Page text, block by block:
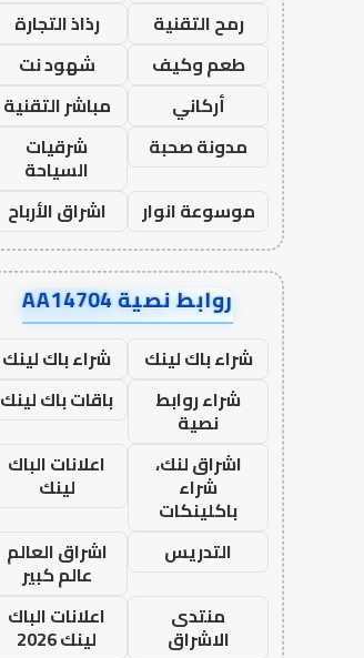
رمح التقنية
رذاذ التجارة
طعم وكيف
شهود نت
أركاني
مباشر التقنية
مدونة صحبة
شرقيات
السياحة
موسوعة انوار
اشراق الأرباح
روابط نصية AA14704
شراء باك لينك
شراء باك لينك
شراء روابط
نصية
باقات باك لينك
اشراق لنك،
شراء
باكلينكات
اعلانات الباك
لينك
التدريس
اشراق العالم
عالم كبير
منتدى
الاشراق
اعلانات الباك
لينك 2026